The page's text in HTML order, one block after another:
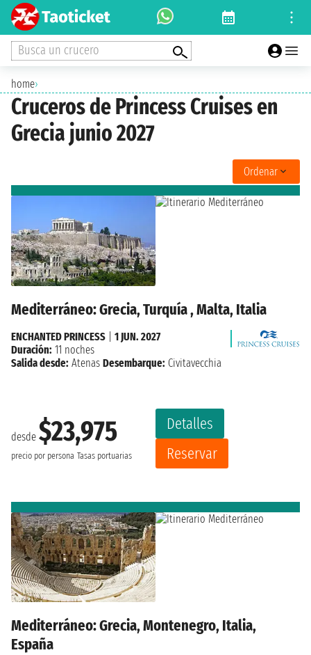
Busca un crucero
home›
Cruceros de Princess Cruises en
Grecia junio 2027
Ordenar
Mediterráneo: Grecia, Turquía , Malta, Italia
desde $23,975
precio por persona Tasas portuarias
Detalles
Reservar
ENCHANTED PRINCESS
1 JUN. 2027
Duración: 11 noches
Salida desde: Atenas Desembarque: Civitavecchia
Mediterráneo: Grecia, Montenegro, Italia,
España